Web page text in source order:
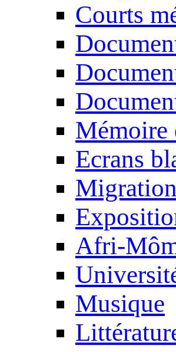
Courts
Ecrans
Migration
Afri-
Musique